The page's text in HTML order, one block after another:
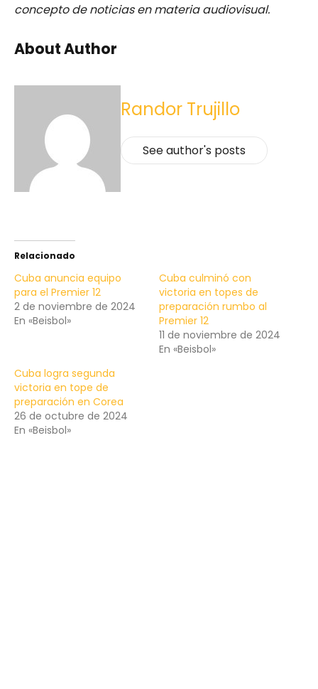
concepto de noticias en materia audiovisual.
About Author
Randor Trujillo
See author's posts
Relacionado
Cuba anuncia equipo
para el Premier 12
2 de noviembre de 2024
En «Beisbol»
Cuba culminó con
victoria en topes de
preparación rumbo al
Premier 12
11 de noviembre de 2024
En «Beisbol»
Cuba logra segunda
victoria en tope de
preparación en Corea
26 de octubre de 2024
En «Beisbol»